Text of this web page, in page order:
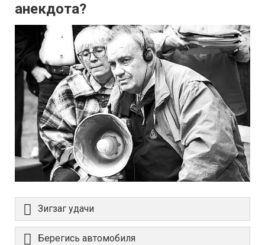
анекдота?
Зигзаг удачи
Берегись автомобиля